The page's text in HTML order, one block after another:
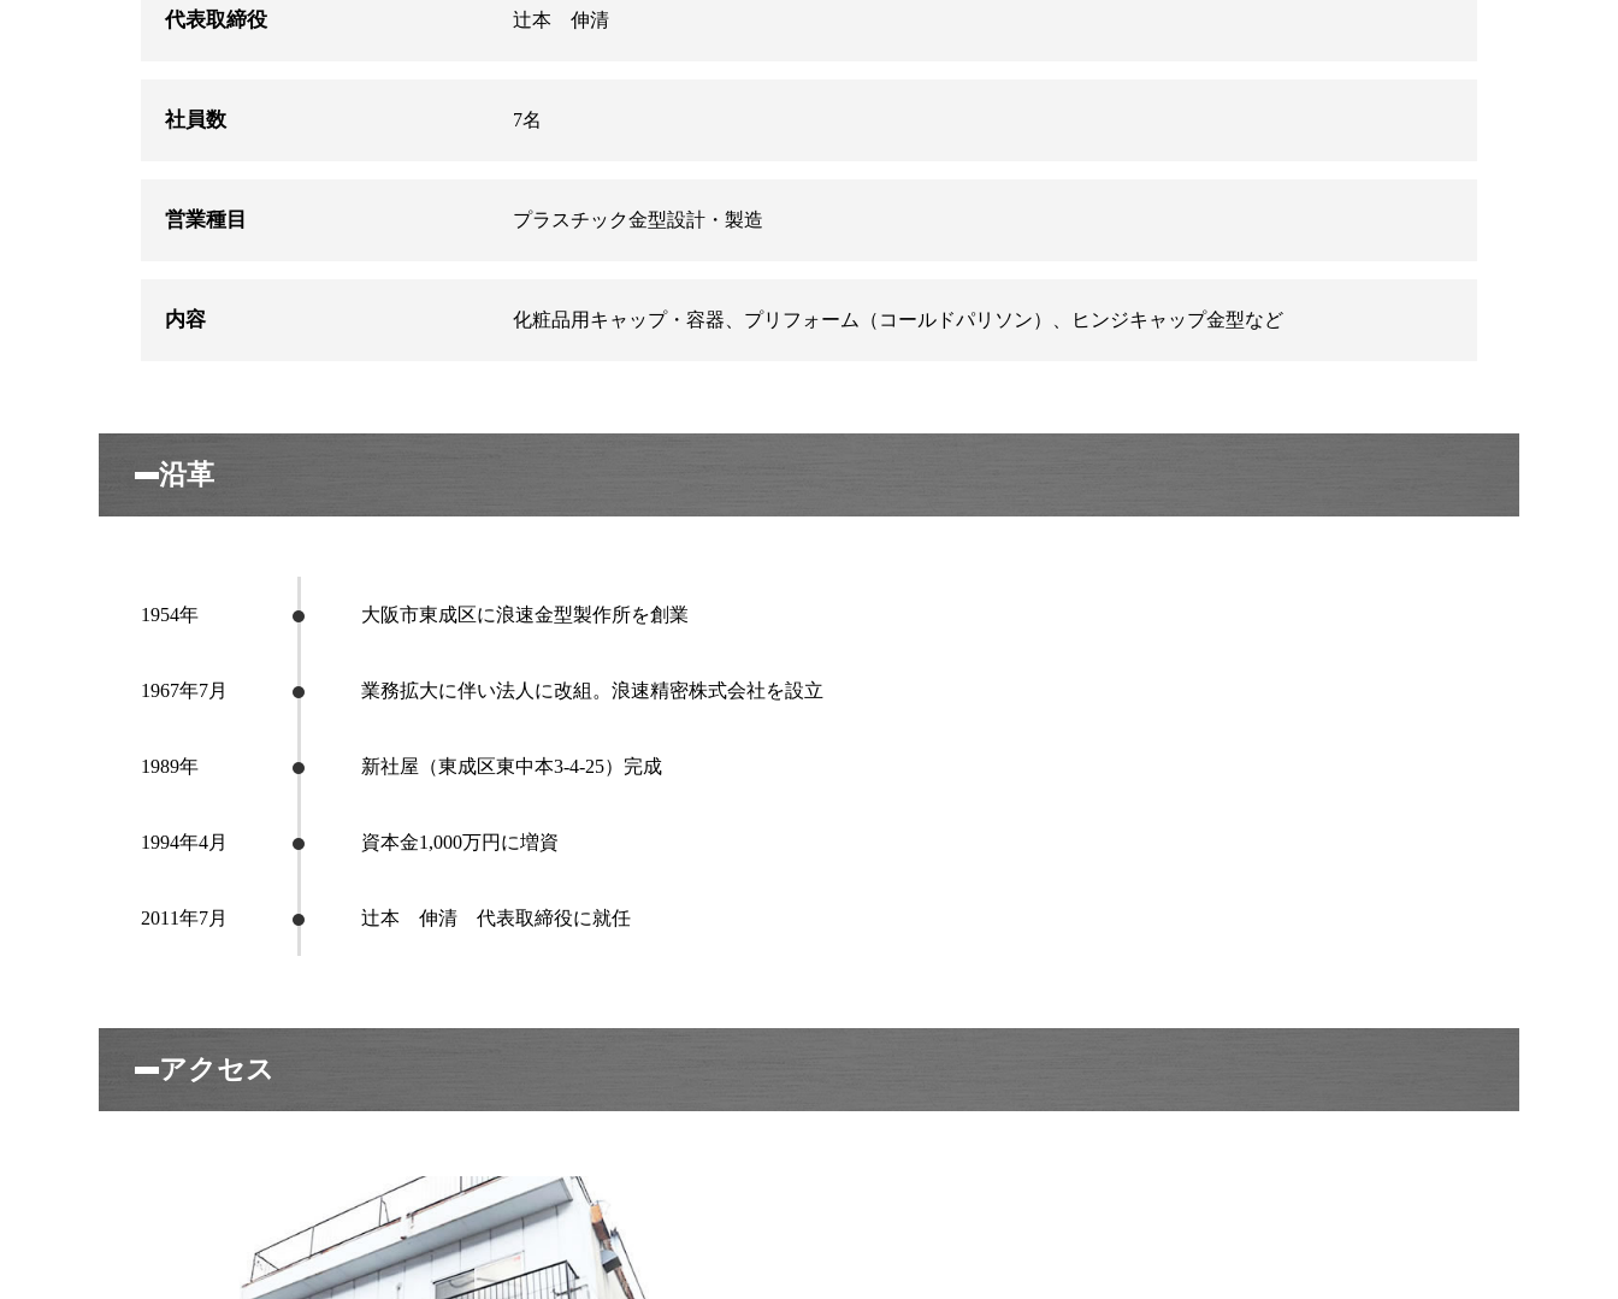
代表取締役 辻本 伸清
社員数 7名
営業種目 プラスチック金型設計・製造
内容 化粧品用キャップ・容器、プリフォーム（コールドパリソン）、ヒンジキャップ金型など
沿革
1954年 大阪市東成区に浪速金型製作所を創業
1967年7月 業務拡大に伴い法人に改組。浪速精密株式会社を設立
1989年 新社屋（東成区東中本3-4-25）完成
1994年4月 資本金1,000万円に増資
2011年7月 辻本 伸清 代表取締役に就任
アクセス